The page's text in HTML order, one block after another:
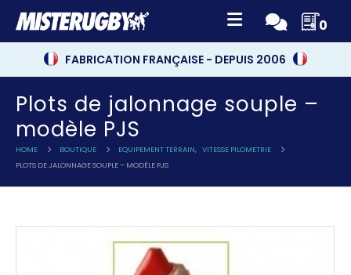
0
FABRICATION FRANÇAISE - DEPUIS 2006
Plots de jalonnage souple –
modèle PJS
HOME BOUTIQUE EQUIPEMENT TERRAIN, VITESSE PILOMETRIE
PLOTS DE JALONNAGE SOUPLE – MODÈLE PJS